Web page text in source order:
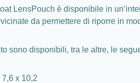
LensPouch è disponibile in
da permettere di riporre in
sono disponibili, tra le altre, le
x 10,2